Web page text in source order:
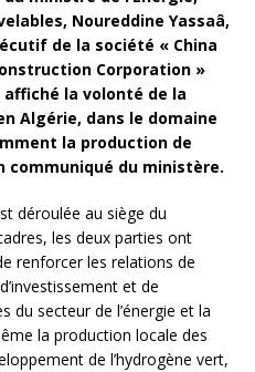
Noureddine Yassaâ,
de la société « China
Corporation »
affiché la volonté de la
Algérie, dans le domaine
la production de
communiqué du ministère.
déroulée au siège du
les deux parties ont
renforcer les relations de
et de
du secteur de l’énergie et la
la production locale des
de l’hydrogène vert,